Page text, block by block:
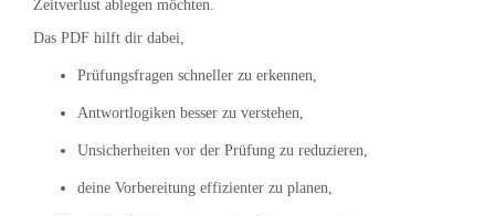
Zeitverlust ablegen möchten.
Das PDF hilft dir dabei,
Prüfungsfragen schneller zu erkennen,
Antwortlogiken besser zu verstehen,
Unsicherheiten vor der Prüfung zu reduzieren,
deine Vorbereitung effizienter zu planen,